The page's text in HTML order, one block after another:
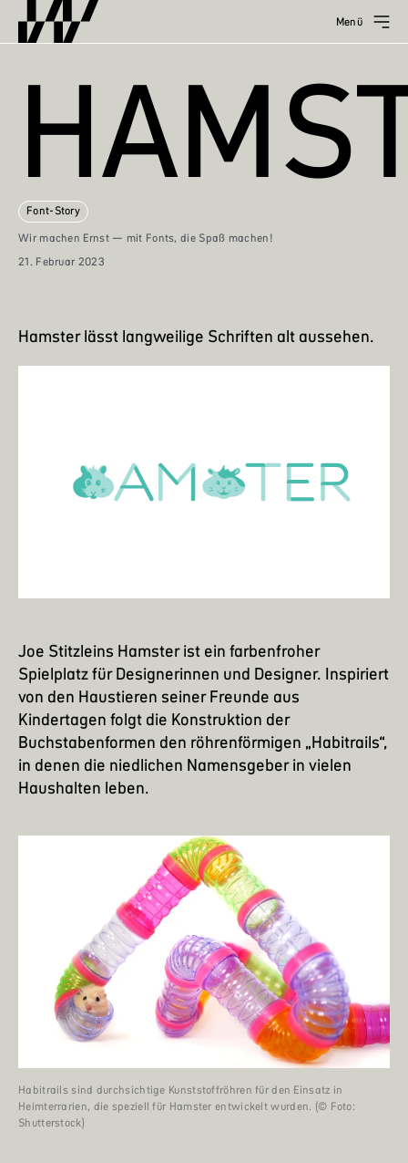
Menü
Font-Story
Wir machen Ernst — mit Fonts, die Spaß machen!
21. Februar 2023
Hamster lässt langweilige Schriften alt aussehen.
Joe Stitzleins Hamster ist ein farbenfroher
Spielplatz für Designerinnen und Designer. Inspiriert
von den Haustieren seiner Freunde aus
Kindertagen folgt die Konstruktion der
Buchstabenformen den röhrenförmigen „Habitrails“,
in denen die niedlichen Namensgeber in vielen
Haushalten leben.
Habitrails sind durchsichtige Kunststoffröhren für den Einsatz in
Heimterrarien, die speziell für Hamster entwickelt wurden. (© Foto:
Shutterstock)